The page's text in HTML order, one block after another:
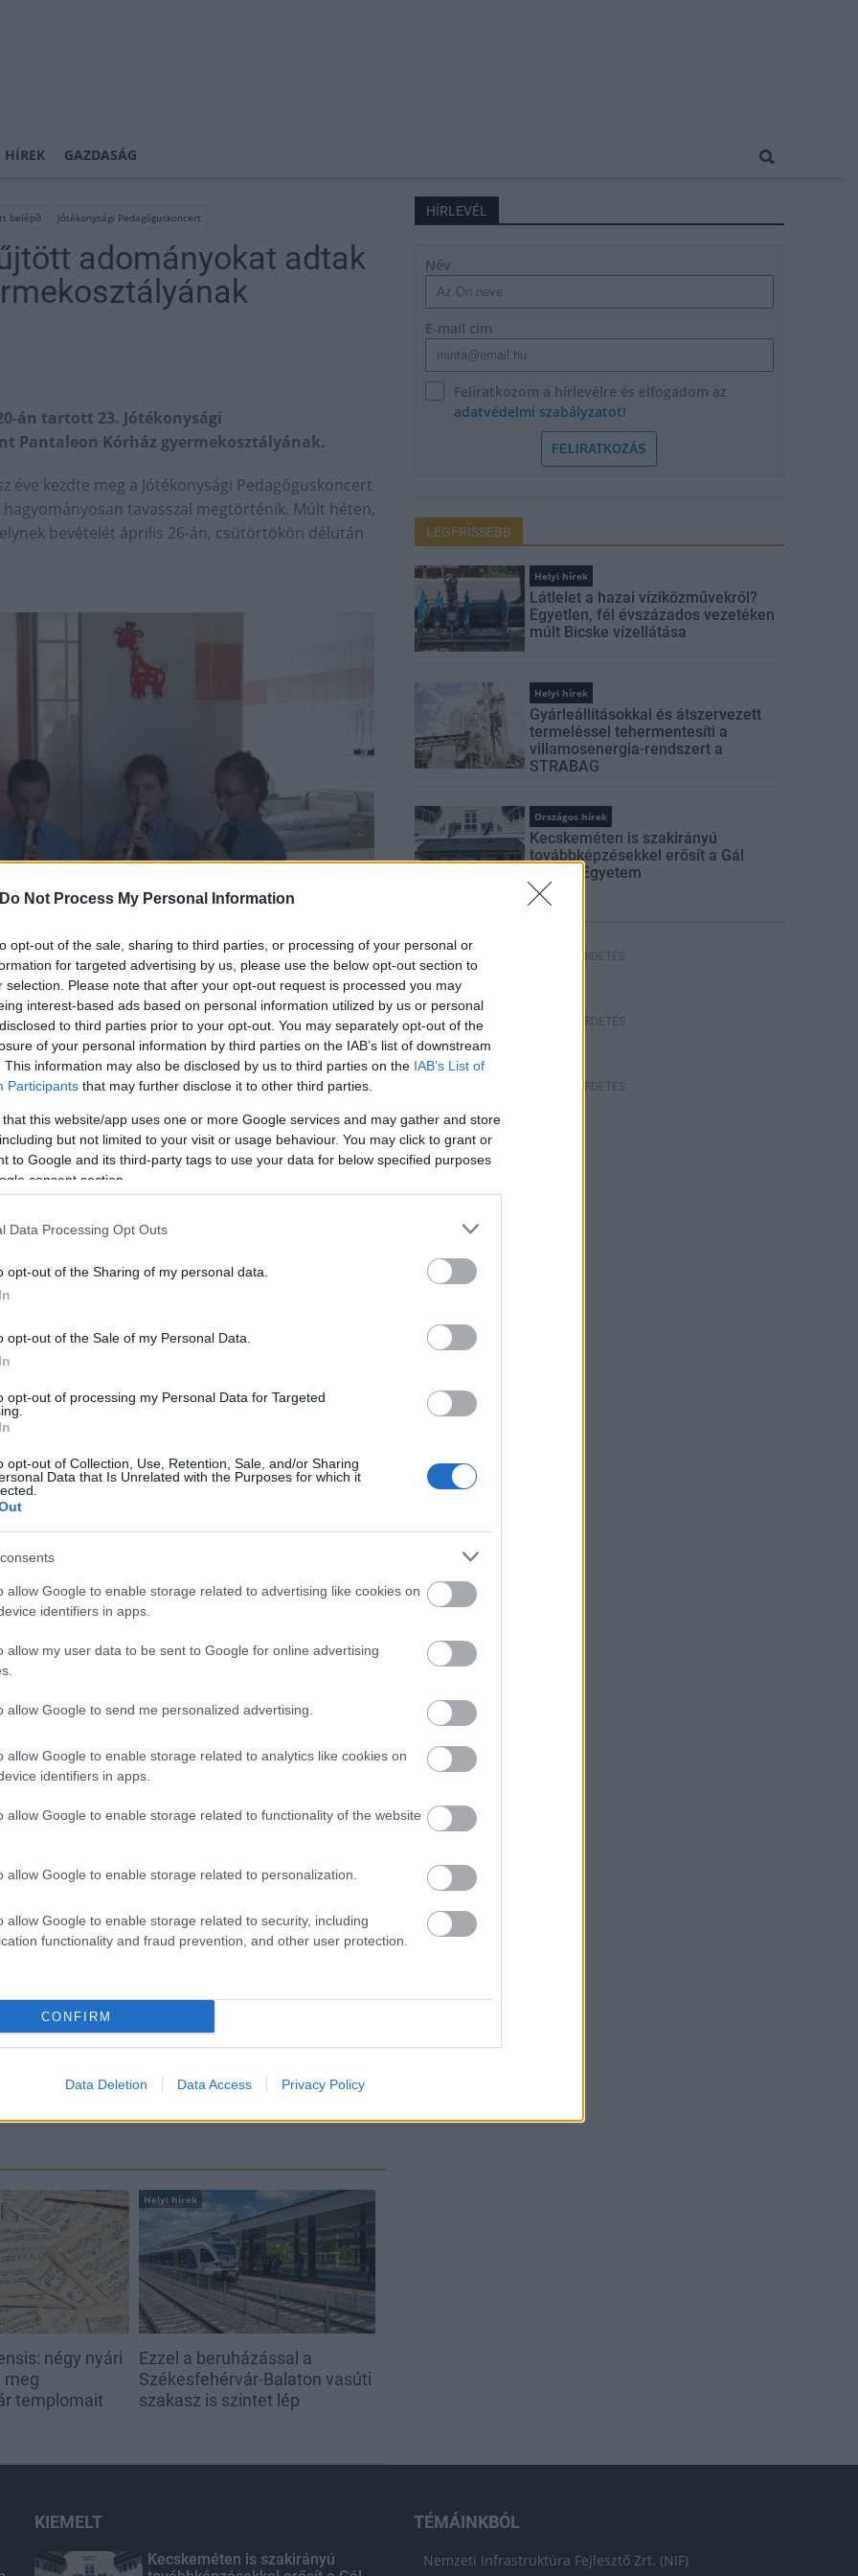
Do Not Process My Personal Information
opt-out of the sale, sharing to third parties, or processing of your personal or
for targeted advertising by us, please use the below opt-out section to
selection. Please note that after your opt-out request is processed you may
interest-based ads based on personal information utilized by us or personal
to third parties prior to your opt-out. You may separately opt-out of the
of your personal information by third parties on the IAB’s list of downstream
This information may also be disclosed by us to third parties on the IAB’s List of
Participants that may further disclose it to other third parties.
that this website/app uses one or more Google services and may gather and store
but not limited to your visit or usage behaviour. You may click to grant or
to Google and its third-party tags to use your data for below specified purposes
consent section.
Data Processing Opt Outs
opt-out of the Sharing of my personal data.
opt-out of the Sale of my Personal Data.
opt-out of processing my Personal Data for Targeted
opt-out of Collection, Use, Retention, Sale, and/or Sharing
Data that Is Unrelated with the Purposes for which it
allow Google to enable storage related to advertising like cookies on
identifiers in apps.
allow my user data to be sent to Google for online advertising
allow Google to send me personalized advertising.
allow Google to enable storage related to analytics like cookies on
identifiers in apps.
allow Google to enable storage related to functionality of the website
allow Google to enable storage related to personalization.
allow Google to enable storage related to security, including
functionality and fraud prevention, and other user protection.
CONFIRM
Data Deletion Data Access Privacy Policy
HÍREK GAZDASÁG
belépő Jótékonysági Pedagóguskoncert
adományokat adtak
án tartott 23. Jótékonysági
Pantaleon Kórház gyermekosztályának.
kezdte meg a Jótékonysági Pedagóguskoncert
tavasszal megtörténik. Múlt héten,
bevételét április 26-án, csütörtökön délután
forint gyűlt össze, melyet Fazekas Andrea
rendezvény egyik főszervezője és a Móricz
el kórházunk gyermekosztályára, ahol dr.
és a gyermekosztály dolgozói valamint
műsorát is. Az adományt dr. Yousif
megköszönte a sok felkészüléssel, munkával
összeget, melyből az osztályon lévő
fejezi ki a szervezők, a koncerten fellépők és
koncert belépő Jótékonysági Pedagóguskoncert
Elkészült a Liszt Ferenc repülőtér
Látlelet a hazai víziközművekről?
Egyetlen, fél évszázados
Épített öröksége megújításával is
készül Mohács a csata ötszázadik
villamosenergia-hálózatát
négy nyári
meg
templomait
Helyi hírek
Ezzel a beruházással a
Székesfehérvár-Balaton vasúti
szakasz is szintet lép
HÍRLEVÉL
Név
E-mail cím
Feliratkozom a hírlevélre és elfogadom az
adatvédelmi szabályzatot!
FELIRATKOZÁS
LEGFRISSEBB
Helyi hírek
Látlelet a hazai víziközművekről?
Egyetlen, fél évszázados vezetéken
múlt Bicske vízellátása
Helyi hírek
Gyárleállításokkal és átszervezett
termeléssel tehermentesíti a
villamosenergia-rendszert a
STRABAG
Országos hírek
Kecskeméten is szakirányú
továbbképzésekkel erősít a Gál
Ferenc Egyetem
HIRDETÉS
HIRDETÉS
HIRDETÉS
KIEMELT
Kecskeméten is szakirányú
TÉMÁINKBÓL
Nemzeti Infrastruktúra Fejlesztő Zrt. (NIF)